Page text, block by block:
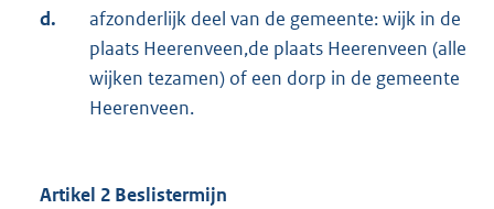
d.
afzonderlijk deel van de gemeente: wijk in de
plaats Heerenveen,de plaats Heerenveen (alle
wijken tezamen) of een dorp in de gemeente
Heerenveen.
Artikel 2 Beslistermijn